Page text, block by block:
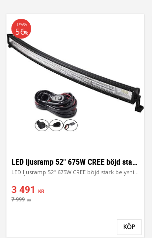
LED ljusramp 52" 675W CREE böjd stark belysning
LED ljusramp 52" 675W CREE böjd stark belysning
3 491 KR
7 999 KR
SPARA
56%
KÖP